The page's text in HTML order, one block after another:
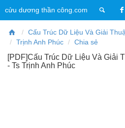
cửu dương thần công.com
Cấu Trúc Dữ Liệu Và Giải
Trịnh Anh Phúc
Chia sẻ
[PDF]Cấu Trúc Dữ Liệu Và Giải
- Ts Trịnh Anh Phúc